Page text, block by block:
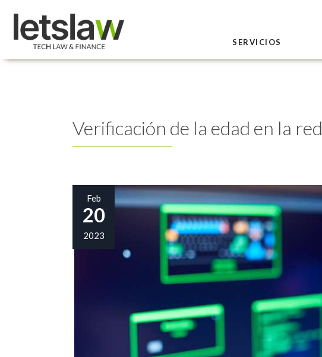
SERVICIOS
Verificación de la edad en la red
Feb
20
2023